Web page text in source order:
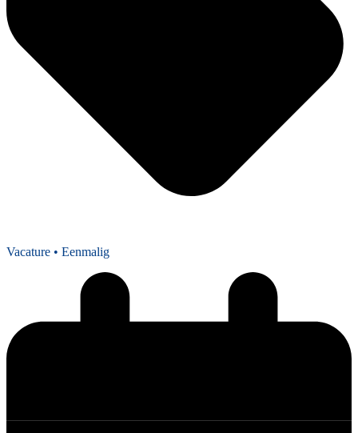
Vacature • Eenmalig